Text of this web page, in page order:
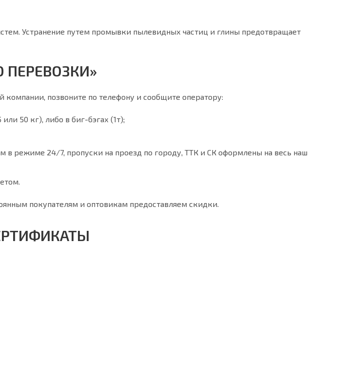
Устранение путем промывки пылевидных частиц и глины предотвращает
ПЕРЕВОЗКИ»
позвоните по телефону и сообщите оператору:
50 кг), либо в биг-бэгах (1т);
в режиме 24/7, пропуски на проезд по городу, ТТК и СК оформлены на весь наш
покупателям и оптовикам предоставляем скидки.